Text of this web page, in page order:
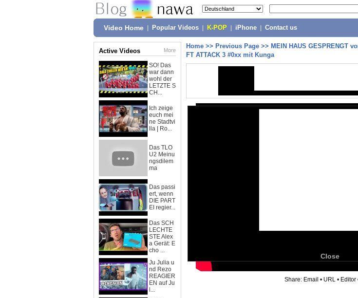
Video Home Popular Videos K-POP iPhone Contact us
Active Videos More
SO! Das
war dann
wohl der
LETZTE S
CH...
Ich zeige
euch mei
ne Stadtvi
lla | Ro...
Das TLO
U2 Meinu
ngsdilem
ma
Das passi
ert, wenn
DIE PART
EI regier...
Das SCH
LECHTE
STE Alex
a Gerät: E
cho ...
Ju Julia u
nd Rezo
REAGIER
EN auf Ju
l...
Home >> Previous Page >> MEIN HAUS GESPRENGT
FT ATTACK 3 #0xx mit Kunga
Close
Share: Email • URL • Editor